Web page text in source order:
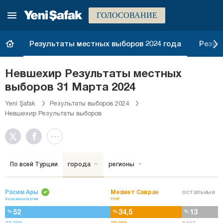
ГОЛОСОВАНИЕ
Результаты местных выборов 2024 года
Невшехир Результаты местных
выборов 31 Марта 2024
Yeni Şafak
Результаты выборов 2024
Невшехир Результаты выборов
По всей Турции города регионы
Расим Ары
Хорошая партия
%52
Мехмет Савран
ПСР
%34,5
остальные
% 13